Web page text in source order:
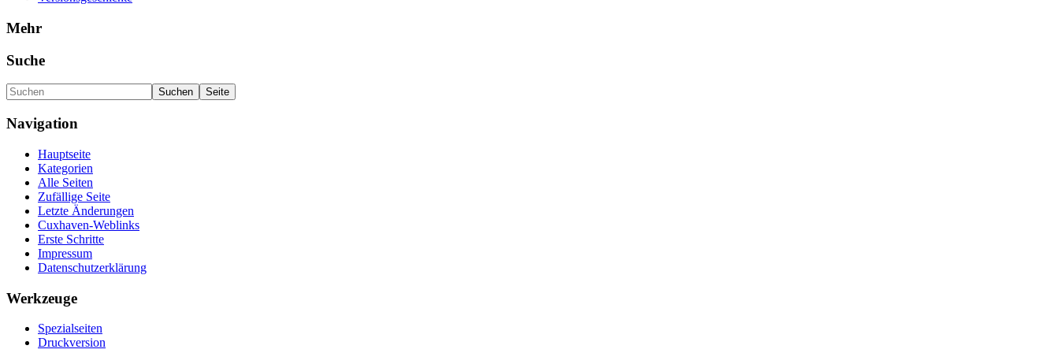
Mehr
Suche
Navigation
Hauptseite
Kategorien
Alle Seiten
Zufällige Seite
Letzte Änderungen
Cuxhaven-Weblinks
Erste Schritte
Impressum
Datenschutzerklärung
Werkzeuge
Spezialseiten
Druckversion